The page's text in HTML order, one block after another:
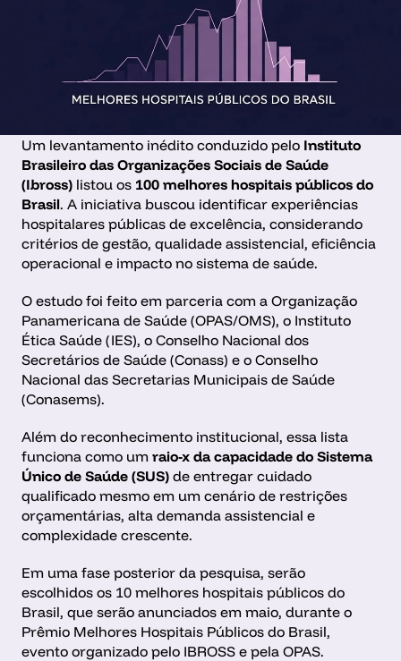
Um levantamento inédito conduzido pelo Instituto
Brasileiro das Organizações Sociais de Saúde
(Ibross) listou os 100 melhores hospitais públicos do
Brasil. A iniciativa buscou identificar experiências
hospitalares públicas de excelência, considerando
critérios de gestão, qualidade assistencial, eficiência
operacional e impacto no sistema de saúde.
O estudo foi feito em parceria com a Organização
Panamericana de Saúde (OPAS/OMS), o Instituto
Ética Saúde (IES), o Conselho Nacional dos
Secretários de Saúde (Conass) e o Conselho
Nacional das Secretarias Municipais de Saúde
(Conasems).
Além do reconhecimento institucional, essa lista
funciona como um raio-x da capacidade do Sistema
Único de Saúde (SUS) de entregar cuidado
qualificado mesmo em um cenário de restrições
orçamentárias, alta demanda assistencial e
complexidade crescente.
Em uma fase posterior da pesquisa, serão
escolhidos os 10 melhores hospitais públicos do
Brasil, que serão anunciados em maio, durante o
Prêmio Melhores Hospitais Públicos do Brasil,
evento organizado pelo IBROSS e pela OPAS.